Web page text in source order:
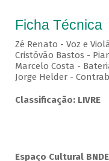
Ficha Técnica
Zé Renato - Voz e
Cristóvão Bastos -
Marcelo Costa -
Jorge Helder -
Classificação: LIVRE
Espaço Cultural